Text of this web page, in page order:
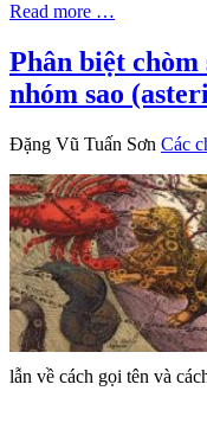
Read more …
Phân biệt chòm
nhóm sao
Đặng Vũ Tuấn Sơn Các
lẫn về cách gọi tên và